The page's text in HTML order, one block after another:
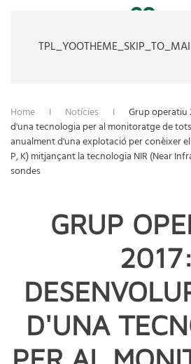
Home Notícies
Grup operatiu
d'una tecnologia per al monitoratge de
anualment d'una explotació per conèixer
P, K) mitjançant la tecnologia NIR (Near
sondes
GRUP
2017:
D'UNA